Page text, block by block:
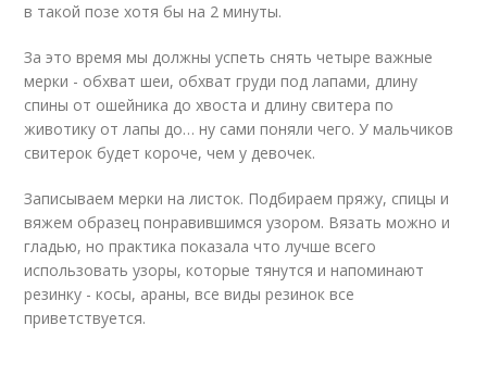
в такой позе хотя бы на 2 минуты.
За это время мы должны успеть снять четыре важные
мерки - обхват шеи, обхват груди под лапами, длину
спины от ошейника до хвоста и длину свитера по
животику от лапы до… ну сами поняли чего. У мальчиков
свитерок будет короче, чем у девочек.
Записываем мерки на листок. Подбираем пряжу, спицы и
вяжем образец понравившимся узором. Вязать можно и
гладью, но практика показала что лучше всего
использовать узоры, которые тянутся и напоминают
резинку - косы, араны, все виды резинок все
приветствуется.